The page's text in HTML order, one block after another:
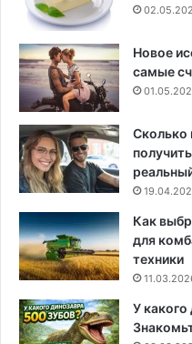
Новое
самые
Сколько
Как
для
техники
У какого